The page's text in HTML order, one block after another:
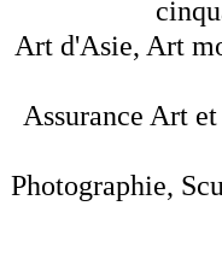
Art d'Asie, Art
Assurance Art
Photographie,